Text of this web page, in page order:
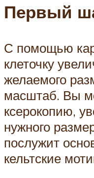
Первый
С помощью
клеточку
желаемого
масштаб. Вы
ксерокопию,
нужного
послужит
кельтские